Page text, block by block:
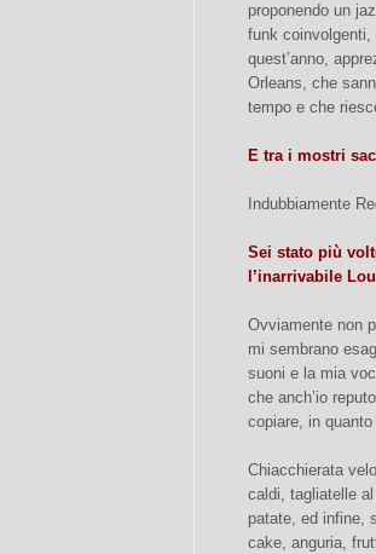
proponendo un
funk coinvolgenti,
quest’anno,
Orleans, che
tempo e che
E tra i mostri
Indubbiamente
Sei stato più
l’inarrivabile
Ovviamente non
mi sembrano
suoni e la mia
che anch’io
copiare, in
Chiacchierata
caldi, tagliatelle
patate, ed infine,
cake, anguria,